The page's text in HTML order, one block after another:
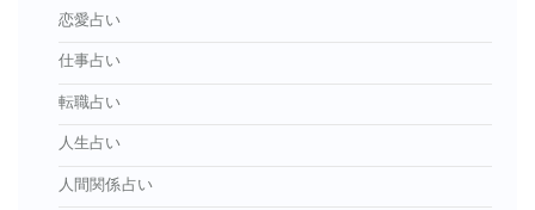
恋愛占い
仕事占い
転職占い
人生占い
人間関係占い